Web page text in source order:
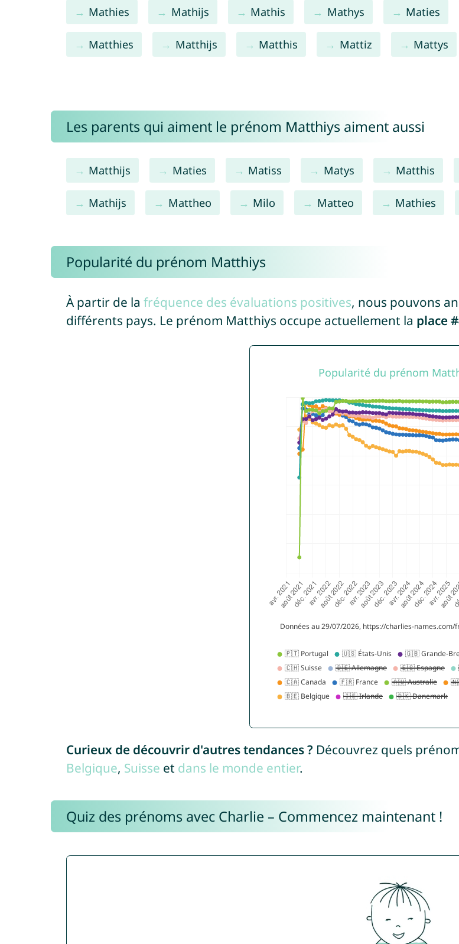
Mathies Mathijs Mathis Mathys Maties
Matthies Matthijs Matthis Mattiz Mattys
Les parents qui aiment le prénom Matthiys aiment aussi
Matthijs Maties Matiss Matys Matthis
Mathijs Mattheo Milo Matteo Mathies
Popularité du prénom Matthiys
À partir de la fréquence des évaluations positives, nous pouvons
différents pays. Le prénom Matthiys occupe actuellement la place
Curieux de découvrir d'autres tendances ? Découvrez quels
Belgique, Suisse et dans le monde entier.
Quiz des prénoms avec Charlie – Commencez maintenant !